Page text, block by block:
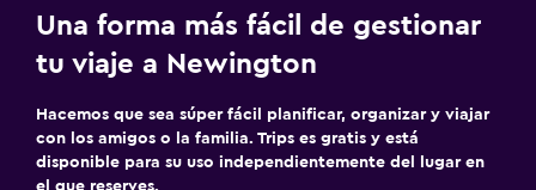
Una forma más fácil de gestionar
tu viaje a Newington
Hacemos que sea súper fácil planificar, organizar y viajar
con los amigos o la familia. Trips es gratis y está
disponible para su uso independientemente del lugar en
el que reserves.